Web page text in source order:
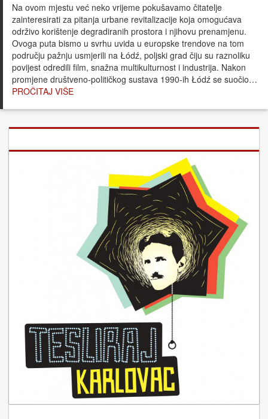
Na ovom mjestu već neko vrijeme pokušavamo čitatelje
zainteresirati za pitanja urbane revitalizacije koja omogućava
održivo korištenje degradiranih prostora i njihovu prenamjenu.
Ovoga puta bismo u svrhu uvida u europske trendove na tom
području pažnju usmjerili na Łódź, poljski grad čiju su raznoliku
povijest odredili film, snažna multikulturnost i industrija. Nakon
promjene društveno-političkog sustava 1990-ih Łódź se suočio…
PROČITAJ VIŠE